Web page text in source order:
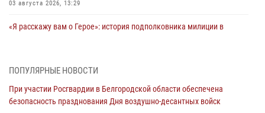
03 августа 2026, 13:29
«Я расскажу вам о Герое»: история подполковника милиции в
сборов «Армата» в Белгородской области
03 августа 2026, 10:12
ПОПУЛЯРНЫЕ НОВОСТИ
При участии Росгвардии в Белгородской области обеспечена
безопасность празднования Дня воздушно-десантных войск